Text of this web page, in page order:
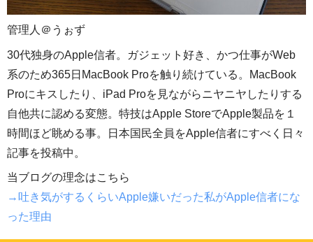
管理人＠うぉず
30代独身のApple信者。ガジェット好き、かつ仕事がWeb
系のため365日MacBook Proを触り続けている。MacBook
Proにキスしたり、iPad Proを見ながらニヤニヤしたりする
自他共に認める変態。特技はApple StoreでApple製品を１
時間ほど眺める事。日本国民全員をApple信者にすべく日々
記事を投稿中。
当ブログの理念はこちら
→吐き気がするくらいApple嫌いだった私がApple信者にな
った理由